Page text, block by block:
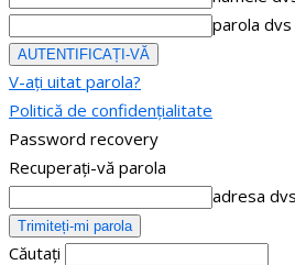
parola dvs
V-ați uitat parola?
Politică de confidențialitate
Password recovery
Recuperați-vă parola
adresa
Căutați